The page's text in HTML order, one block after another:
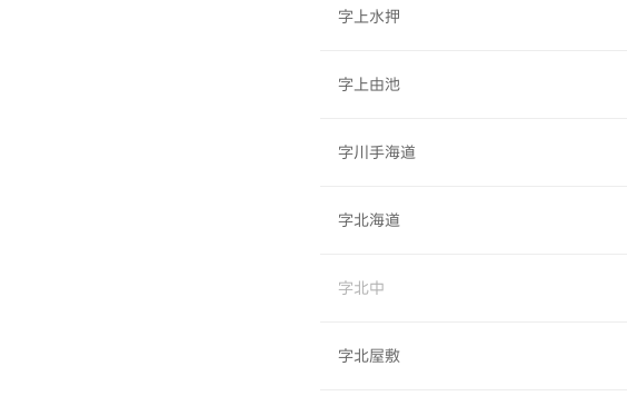
字上水押
字上由池
字川手海道
字北海道
字北中
字北屋敷